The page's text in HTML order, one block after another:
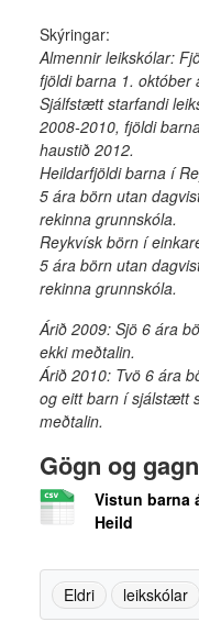
Skýringar:
Almennir leikskólar:
fjöldi barna 1. október
Sjálfstætt starfandi
2008-2010, fjöldi
haustið 2012.
Heildarfjöldi barna í
5 ára börn utan
rekinna grunnskóla.
Reykvísk börn í
5 ára börn utan
rekinna grunnskóla.
Árið 2009: Sjö 6 ára
ekki meðtalin.
Árið 2010: Tvö 6 ára
og eitt barn í sjálstætt
meðtalin.
Gögn og
Vistun barna
Heild
Eldri leikskólar